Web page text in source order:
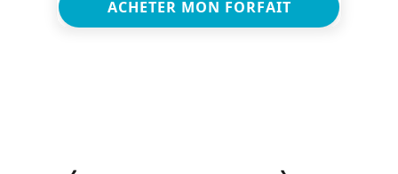
ACHETER MON FORFAIT